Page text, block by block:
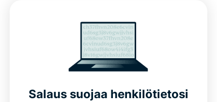
Edistyneet ominaisuudet parhaaseen
Salaus suojaa henkilötietosi